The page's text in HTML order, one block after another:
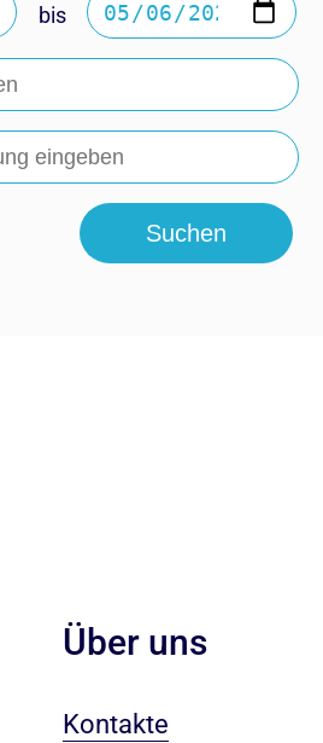
bis
Suchen
Über uns
Kontakte